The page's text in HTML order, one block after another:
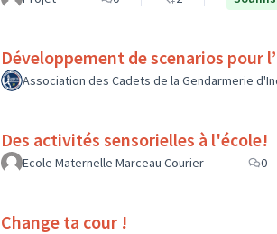
Développement de scenarios pour
Association des Cadets de la Gendarmerie
Des activités sensorielles à l'école!
Ecole Maternelle Marceau Courier 0
Change ta cour !